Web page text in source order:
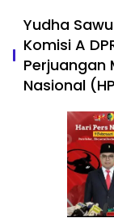
Yudha
Komisi A
Perjuangan
Nasional